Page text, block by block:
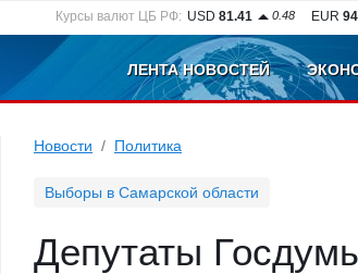
Курсы валют ЦБ РФ: USD 81.41 0.48 EUR
ЛЕНТА НОВОСТЕЙ
Новости Политика
Выборы в Самарской области
Депутаты